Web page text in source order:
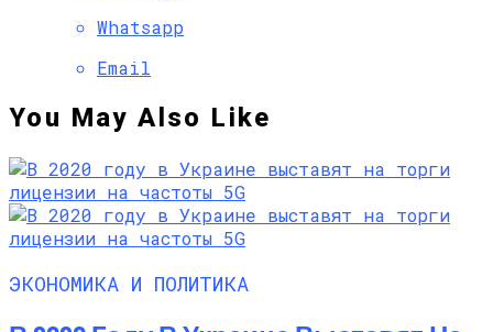
Whatsapp
Email
You May Also Like
ЭКОНОМИКА И ПОЛИТИКА